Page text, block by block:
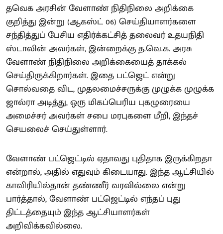
தவெக அரசின் வேளாண் நிதிநிலை அறிக்கை
குறித்து இன்று (ஆகஸ்ட் 06) செய்தியாளர்களை
சந்தித்துப் பேசிய எதிர்க்கட்சித் தலைவர் உதயநிதி
ஸ்டாலின் அவர்கள், இன்றைக்கு த.வெ.க. அரசு
வேளாண் நிதிநிலை அறிக்கையைத் தாக்கல்
செய்திருக்கிறார்கள். இதை பட்ஜெட் என்று
சொல்வதை விட, முதலமைச்சருக்கு முழுக்க முழுக்க
ஜால்ரா அடித்து, ஒரு மிகப்பெரிய புகழுரையை
அமைச்சர் அவர்கள் சபை மரபுகளை மீறி, இந்தச்
செயலைச் செய்துள்ளார்.
வேளாண் பட்ஜெட்டில் ஏதாவது புதிதாக இருக்கிறதா
என்றால், அதில் எதுவும் கிடையாது. இந்த ஆட்சியில்
காவிரியில்தான் தண்ணீர் வரவில்லை என்று
பார்த்தால், வேளாண் பட்ஜெட்டில் எந்தப் புது
திட்டத்தையும் இந்த ஆட்சியாளர்கள்
அறிவிக்கவில்லை.